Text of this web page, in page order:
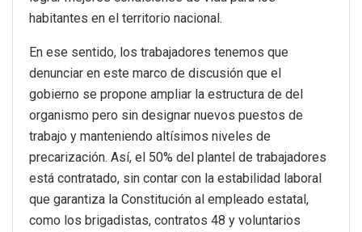
habitantes en el territorio nacional.
En ese sentido, los trabajadores tenemos que
denunciar en este marco de discusión que el
gobierno se propone ampliar la estructura de del
organismo pero sin designar nuevos puestos de
trabajo y manteniendo altísimos niveles de
precarización. Así, el 50% del plantel de trabajadores
está contratado, sin contar con la estabilidad laboral
que garantiza la Constitución al empleado estatal,
como los brigadistas, contratos 48 y voluntarios